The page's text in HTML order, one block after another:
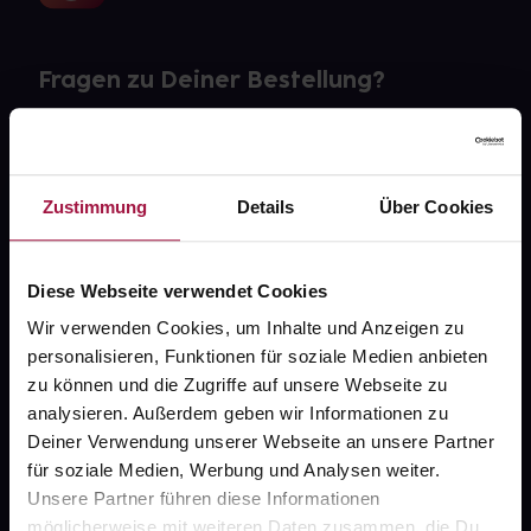
Zustimmung Details Über Cookies
Diese Webseite verwendet Cookies
Wir verwenden Cookies, um Inhalte und Anzeigen zu
personalisieren, Funktionen für soziale Medien anbieten
zu können und die Zugriffe auf unsere Webseite zu
analysieren. Außerdem geben wir Informationen zu
Deiner Verwendung unserer Webseite an unsere Partner
für soziale Medien, Werbung und Analysen weiter.
Unsere Partner führen diese Informationen
Fragen zu Deiner Bestellung?
Über uns
Karriere